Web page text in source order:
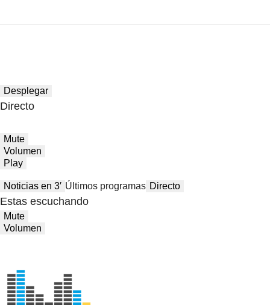
Desplegar
Directo
Mute
Volumen
Play
Noticias en 3′ Últimos programas Directo
Estas escuchando
Mute
Volumen